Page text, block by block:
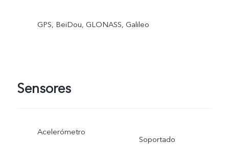
GPS, BeiDou, GLONASS, Galileo
Sensores
Acelerómetro
Soportado